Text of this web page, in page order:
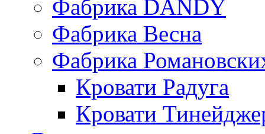
Фабрика DАNDY
Фабрика Весна
Фабрика
Кровати Радуга
Кровати